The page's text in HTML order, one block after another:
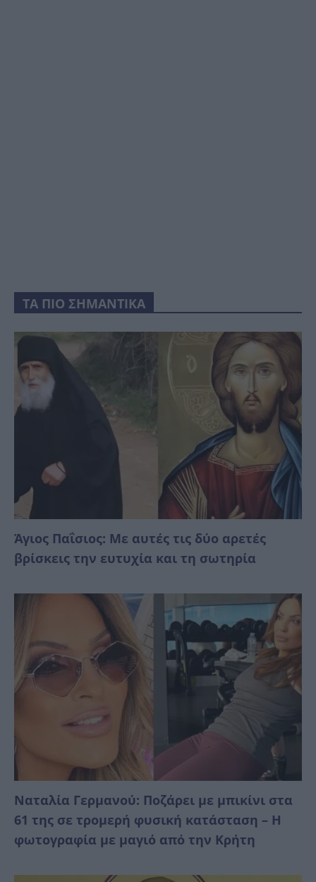
ΤΑ ΠΙΟ ΣΗΜΑΝΤΙΚΑ
Άγιος Παΐσιος: Με αυτές τις δύο αρετές
βρίσκεις την ευτυχία και τη σωτηρία
Ναταλία Γερμανού: Ποζάρει με μπικίνι στα
61 της σε τρομερή φυσική κατάσταση – Η
φωτογραφία με μαγιό από την Κρήτη